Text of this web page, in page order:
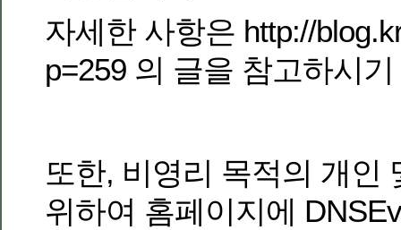
자세한 사항은 http://
p=259 의 글을 참고하시
또한, 비영리 목적의 개인
위하여 홈페이지에